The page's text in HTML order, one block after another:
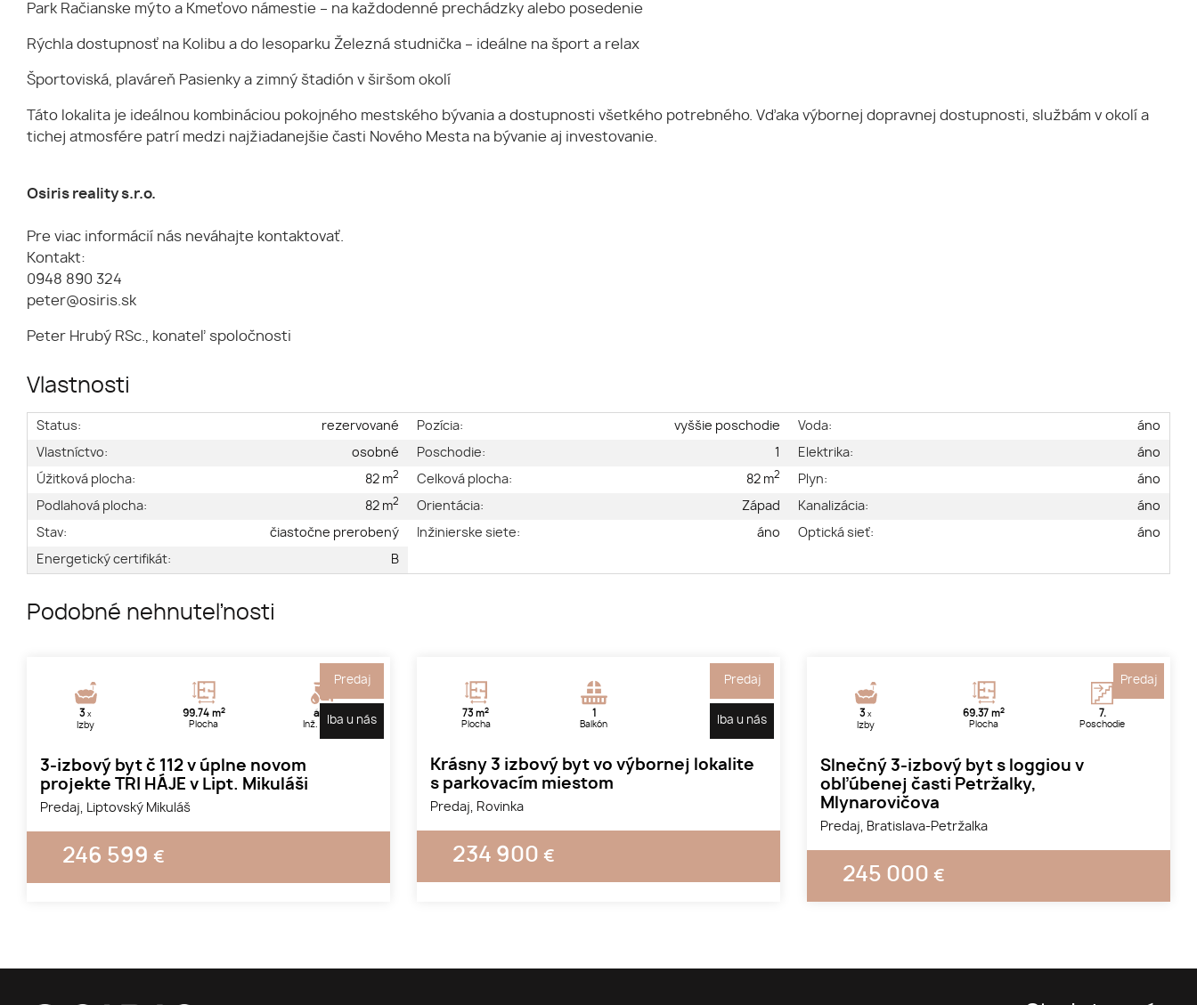
Park Račianske mýto a Kmeťovo námestie – na každodenné prechádzky alebo posedenie
Rýchla dostupnosť na Kolibu a do lesoparku Železná studnička – ideálne na šport a relax
Športoviská, plaváreň Pasienky a zimný štadión v širšom okolí
Táto lokalita je ideálnou kombináciou pokojného mestského bývania a dostupnosti všetkého potrebného. Vďaka výbornej dopravnej dostupnosti, službám v okolí a
tichej atmosfére patrí medzi najžiadanejšie časti Nového Mesta na bývanie aj investovanie.
Osiris reality s.r.o.
Pre viac informácií nás neváhajte kontaktovať.
Kontakt:
0948 890 324
peter@osiris.sk
Peter Hrubý RSc., konateľ spoločnosti
Vlastnosti
Status:
rezervované
Vlastníctvo:
osobné
Úžitková plocha:
82 m2
Podlahová plocha: 82 m2
Stav:
čiastočne prerobený
Energetický certifikát:
B
Pozícia:
vyššie poschodie
Poschodie:
1
Celková plocha:
82 m2
Orientácia:
Západ
Inžinierske siete:
áno
Voda:
áno
Elektrika:
áno
Plyn:
áno
Kanalizácia:
áno
Optická sieť:
áno
Podobné nehnuteľnosti
3x
Izby
99.74 m2
Plocha
áno
Inž. siete
3-izbový byt č 112 v úplne novom
projekte TRI HÁJE v Lipt. Mikuláši
Predaj, Liptovský Mikuláš
246 599 €
Predaj
Iba u nás
73 m2
Plocha
Balkón
Krásny 3 izbový byt vo výbornej lokalite
s parkovacím miestom
Predaj, Rovinka
234 900 €
Predaj
Iba u nás
3x
Izby
69.37 m2
Plocha
7.
Poschodie
Slnečný 3-izbový byt s loggiou v
obľúbenej časti Petržalky,
Mlynarovičova
Predaj, Bratislava-Petržalka
245 000 €
Predaj